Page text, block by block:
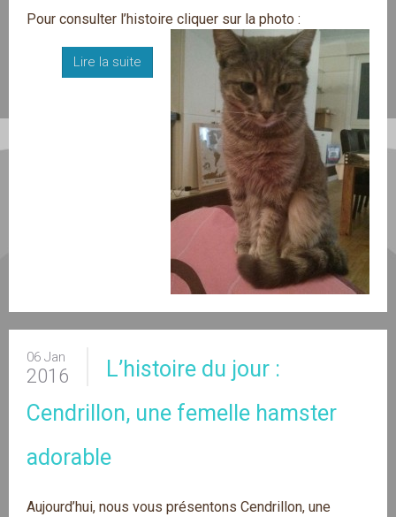
Pour consulter l’histoire cliquer sur la photo :
Lire la suite
06 Jan
2016
L’histoire du jour :
Cendrillon, une femelle hamster
adorable
Aujourd’hui, nous vous présentons Cendrillon, une